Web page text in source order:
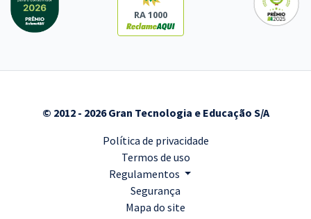
RA 1000
© 2012 - 2026 Gran Tecnologia e Educação S/A
Política de privacidade
Termos de uso
Regulamentos
Segurança
Mapa do site